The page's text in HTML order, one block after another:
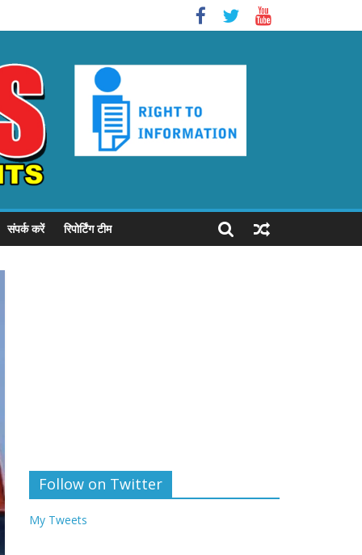
संपर्क करें रिपोर्टिंग टीम
Follow on Twitter
My Tweets